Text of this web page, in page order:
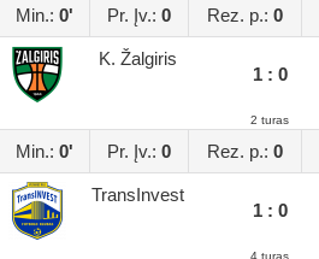
Min.: 0' Pr. Įv.: 0 Rez. p.: 0
K. Žalgiris
1 : 0
2 turas
Min.: 0' Pr. Įv.: 0 Rez. p.: 0
TransInvest
1 : 0
4 turas